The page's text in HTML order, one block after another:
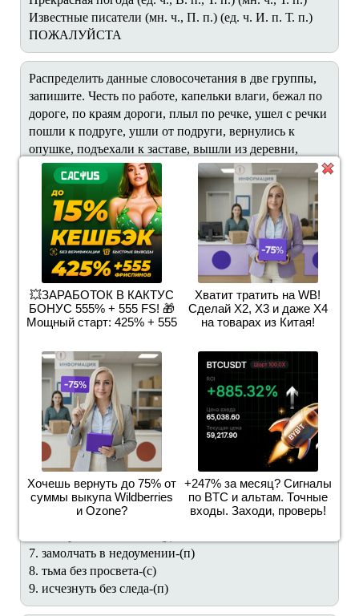
💥ЗАРАБОТОК В КАКТУС
БОНУС 555% + 555 FS! 🎁
Мощный старт: 425% + 555
Хватит тратить на WB!
Сделай Х2, Х3 и даже Х4
на товарах из Китая!
Хочешь вернуть до 75% от
суммы выкупа Wildberries
и Ozone?
+247% за месяц? Сигналы
по BTC и альтам. Точные
входы. Заходи, проверь!
Известные писатели (мн. ч., П. п.) (ед. ч. И. п. Т. п.)
ПОЖАЛУЙСТА
Распределить данные словосочетания в две группы,
запишите. Честь по работе, капельки влаги, бежал по
дороге, по краям дороги, плыл по речке, ушел с речки
пошли к подруге, ушли от подруги, вернулись к
опушке, подъехали к заставе, вышли из деревни,
ехали по улице, подошли к речке, гостил у бабушки, у
края опушки.
Выпиши словосочетания с согласованием. Укажи
часть речи главного и зависимого слова. Полюбуйся
натюрмортом русского художника И. И. Машкова
"Снедь московская: хлебы". Горой возвышаются на
столе пышные караваи, румяные булки, золотистая
плетёнка с маком, узорный крендель, баранки,
затейливой формы пирожные. Как радует этот
богатый и красочный стол!
Переделать каждое словосочетание в один из:
примыкание, управление или согласование( во что
переделать указано в скобках)
1. бак для мусора- (с )
2. плащ внакидку- (с)
3. обижанно ответить-(у)
4. кофейная чашка- (у)
5. попросить помощи- (у)
7. замолчать в недоумении-(п)
8. тьма без просвета-(с)
9. исчезнуть без следа-(п)